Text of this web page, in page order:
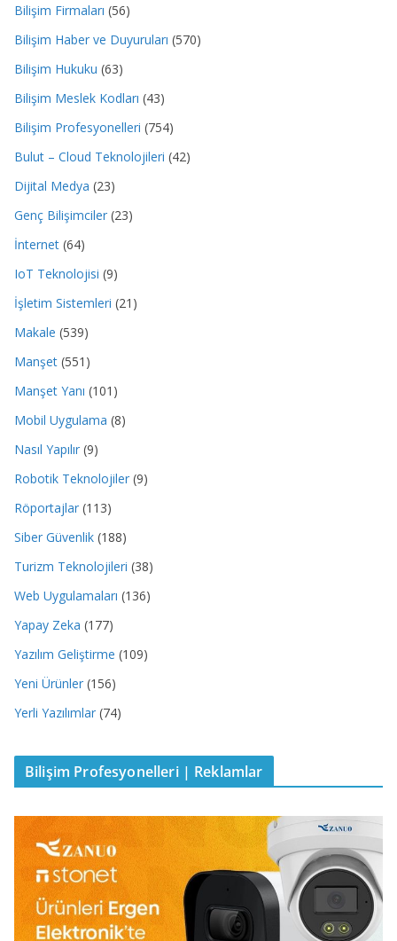
Bilişim Firmaları (56)
Bilişim Haber ve Duyuruları (570)
Bilişim Hukuku (63)
Bilişim Meslek Kodları (43)
Bilişim Profesyonelleri (754)
Bulut – Cloud Teknolojileri (42)
Dijital Medya (23)
Genç Bilişimciler (23)
İnternet (64)
IoT Teknolojisi (9)
İşletim Sistemleri (21)
Makale (539)
Manşet (551)
Manşet Yanı (101)
Mobil Uygulama (8)
Nasıl Yapılır (9)
Robotik Teknolojiler (9)
Röportajlar (113)
Siber Güvenlik (188)
Turizm Teknolojileri (38)
Web Uygulamaları (136)
Yapay Zeka (177)
Yazılım Geliştirme (109)
Yeni Ürünler (156)
Yerli Yazılımlar (74)
Bilişim Profesyonelleri | Reklamlar